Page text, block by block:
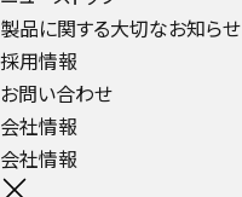
製品に関する大切なお知らせ
採用情報
お問い合わせ
会社情報
会社情報